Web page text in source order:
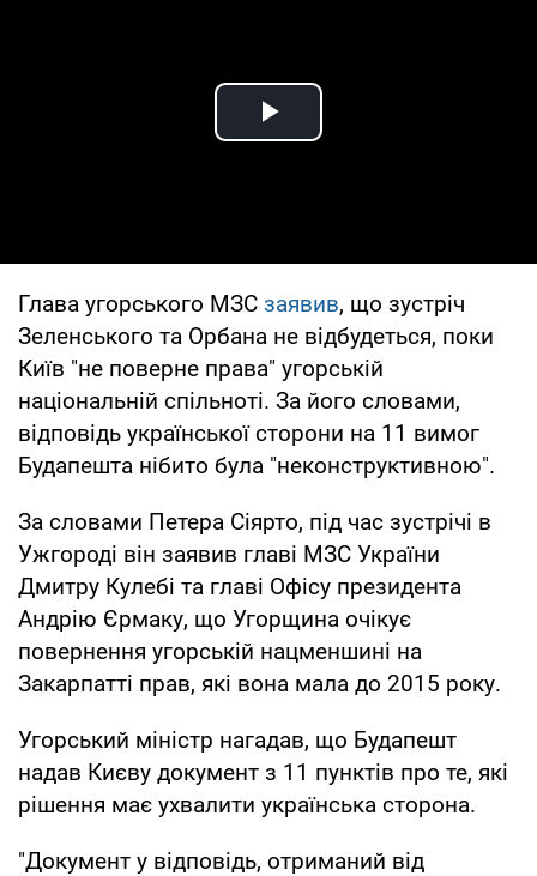
Play Video
Глава угорського МЗС заявив, що зустріч
Зеленського та Орбана не відбудеться, поки
Київ "не поверне права" угорській
національній спільноті. За його словами,
відповідь української сторони на 11 вимог
Будапешта нібито була "неконструктивною".
За словами Петера Сіярто, під час зустрічі в
Ужгороді він заявив главі МЗС України
Дмитру Кулебі та главі Офісу президента
Андрію Єрмаку, що Угорщина очікує
повернення угорській нацменшині на
Закарпатті прав, які вона мала до 2015 року.
Угорський міністр нагадав, що Будапешт
надав Києву документ з 11 пунктів про те, які
рішення має ухвалити українська сторона.
"Документ у відповідь, отриманий від